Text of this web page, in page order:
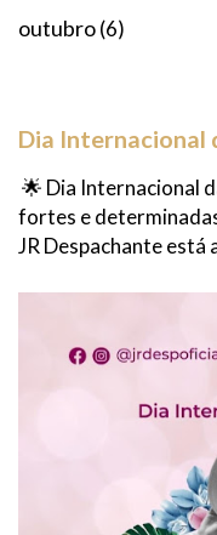
outubro(6)
Dia Internacional
🌟 Dia Internacional
fortes e
JR Despachante está